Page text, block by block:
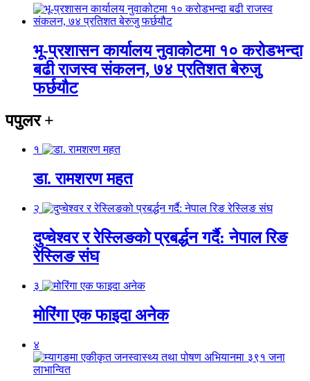
भू-प्रशासन कार्यालय नुवाकोटमा १० करोडभन्दा
बढी राजस्व संकलन, ७४ प्रतिशत बेरुजु
फर्छयौट
पपुलर+
१
डा. रामशरण महत
२
दुप्चेश्वर र रेस्लिङको प्रबर्द्धन गर्दै: नेपाल रिङ
रेस्लिङ संघ
३
मोरिंगा एक फाइदा अनेक
४